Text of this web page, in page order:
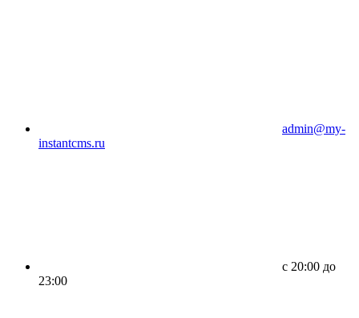
admin@my-
instantcms.ru
c 20:00 до
23:00